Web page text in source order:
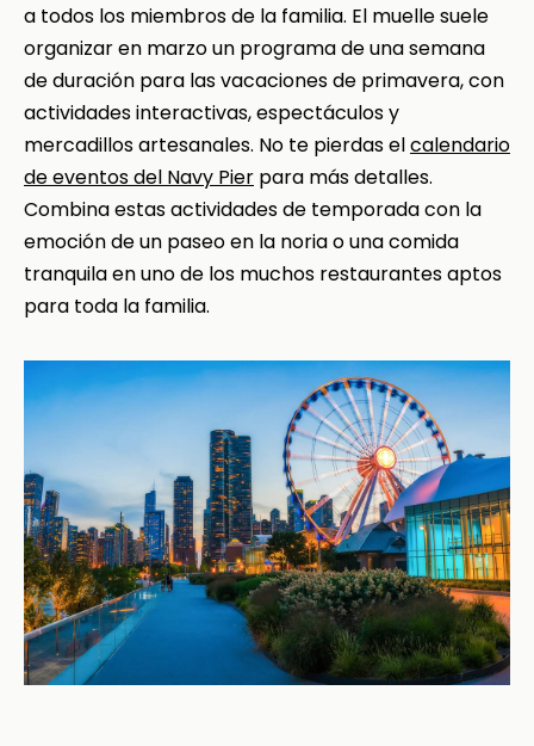
a todos los miembros de la familia. El muelle suele
organizar en marzo un programa de una semana
de duración para las vacaciones de primavera, con
actividades interactivas, espectáculos y
mercadillos artesanales. No te pierdas elcalendario
de eventos del Navy Pier para más detalles.
Combina estas actividades de temporada con la
emoción de un paseo en la noria o una comida
tranquila en uno de los muchos restaurantes aptos
para toda la familia.